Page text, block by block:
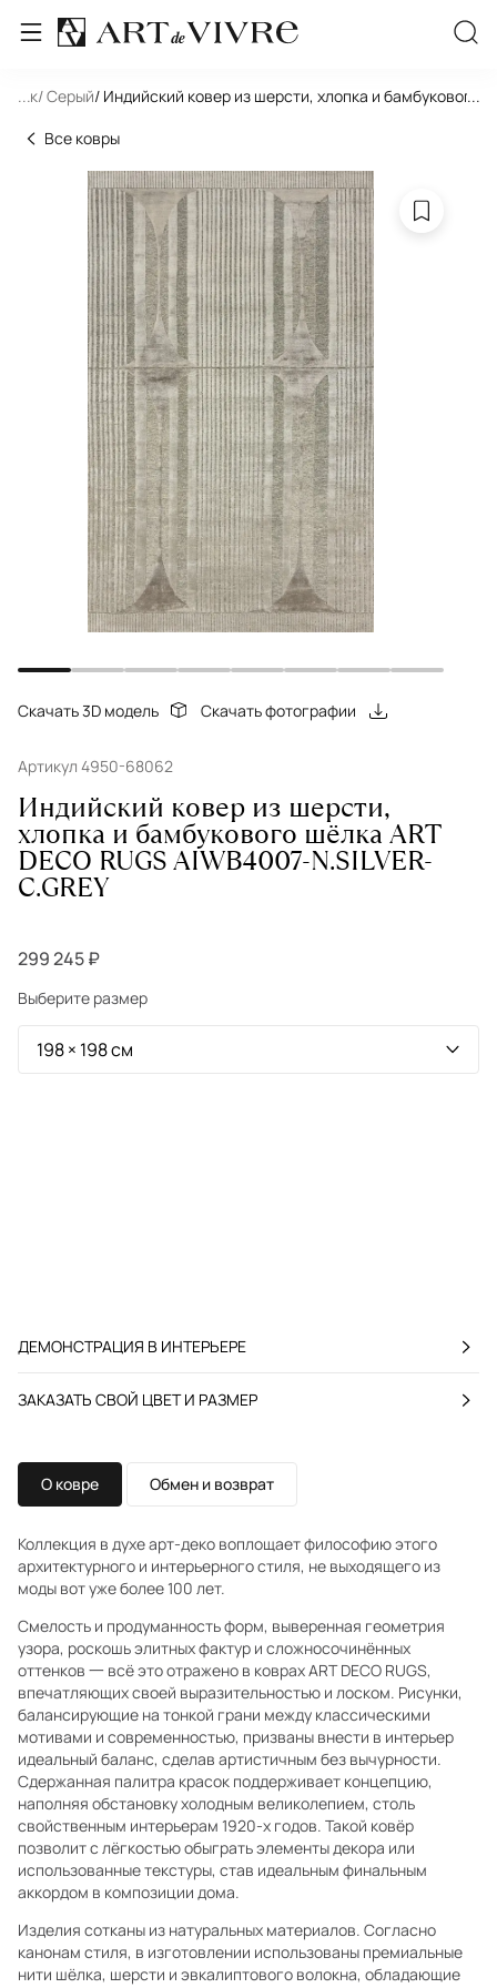
... / Серый/ Индийский ковер из шерсти, хлопка и бамбукового...
Все ковры
Скачать 3D модель Скачать фотографии
Артикул 4950-68062
Индийский ковер из шерсти,
хлопка и бамбукового шёлка ART
DECO RUGS AIWB4007-N.SILVER-
C.GREY
299 245 ₽
Выберите размер
ДЕМОНСТРАЦИЯ В ИНТЕРЬЕРЕ
ЗАКАЗАТЬ СВОЙ ЦВЕТ И РАЗМЕР
О ковре Обмен и возврат
Коллекция в духе арт-деко воплощает философию этого
архитектурного и интерьерного стиля, не выходящего из
моды вот уже более 100 лет.
Смелость и продуманность форм, выверенная геометрия
узора, роскошь элитных фактур и сложносочинённых
оттенков 一 всё это отражено в коврах ART DECO RUGS,
впечатляющих своей выразительностью и лоском. Рисунки,
балансирующие на тонкой грани между классическими
мотивами и современностью, призваны внести в интерьер
идеальный баланс, сделав артистичным без вычурности.
Сдержанная палитра красок поддерживает концепцию,
наполняя обстановку холодным великолепием, столь
свойственным интерьерам 1920-х годов. Такой ковёр
позволит с лёгкостью обыграть элементы декора или
использованные текстуры, став идеальным финальным
аккордом в композиции дома.
Изделия сотканы из натуральных материалов. Согласно
канонам стиля, в изготовлении использованы премиальные
нити шёлка, шерсти и эвкалиптового волокна, обладающие